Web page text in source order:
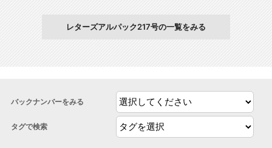
レターズアルパック217号の一覧をみる
バックナンバーをみる
タグで検索